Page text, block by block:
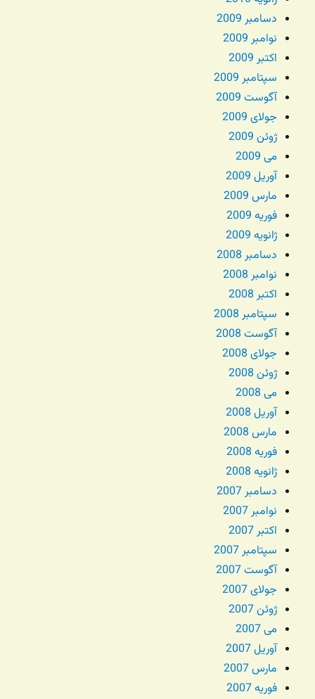
دسامبر 2009
نوامبر 2009
اکتبر 2009
سپتامبر 2009
آگوست 2009
جولای 2009
ژوئن 2009
می 2009
آوریل 2009
مارس 2009
فوریه 2009
ژانویه 2009
دسامبر 2008
نوامبر 2008
اکتبر 2008
سپتامبر 2008
آگوست 2008
جولای 2008
ژوئن 2008
می 2008
آوریل 2008
مارس 2008
فوریه 2008
ژانویه 2008
دسامبر 2007
نوامبر 2007
اکتبر 2007
سپتامبر 2007
آگوست 2007
جولای 2007
ژوئن 2007
می 2007
آوریل 2007
مارس 2007
فوریه 2007